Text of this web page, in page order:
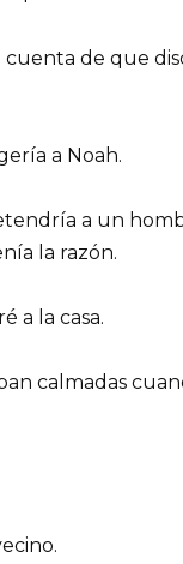
cuenta de que
a Noah.
a un
la razón.
a la casa.
calmadas